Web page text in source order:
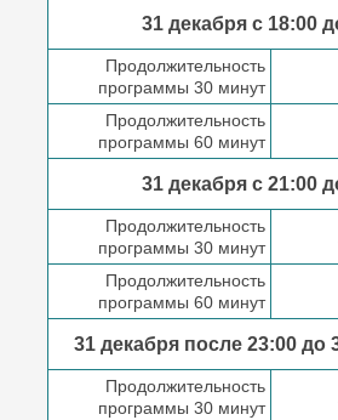
31 декабря с 18:00
Продолжительность
программы 30 минут
Продолжительность
программы 60 минут
31 декабря с 21:00
Продолжительность
программы 30 минут
Продолжительность
программы 60 минут
31 декабря после23:00 до
Продолжительность
программы 30 минут